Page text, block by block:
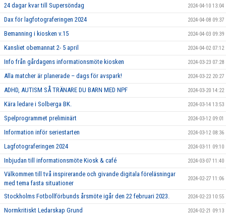
24 dagar kvar till Supersöndag 2024-04-10 13:04
Dax för lagfotograferingen 2024 2024-04-08 09:37
Bemanning i kiosken v.15 2024-04-03 09:39
Kansliet obemannat 2- 5 april 2024-04-02 07:12
Info från gårdagens informationsmöte kiosken 2024-03-23 07:28
Alla matcher är planerade – dags för avspark! 2024-03-22 20:27
ADHD, AUTISM SÅ TRÄNARE DU BARN MED NPF 2024-03-20 14:22
Kära ledare i Solberga BK. 2024-03-14 13:53
Spelprogrammet preliminärt 2024-03-12 09:01
Information inför seriestarten 2024-03-12 08:36
Lagfotograferingen 2024 2024-03-11 09:10
Inbjudan till informationsmöte Kiosk & café 2024-03-07 11:40
Välkommen till två inspirerande och givande digitala föreläsningar
med tema fasta situationer
2024-02-27 11:06
Stockholms Fotbollförbunds årsmöte igår den 22 februari 2023. 2024-02-23 10:55
Normkritiskt Ledarskap Grund 2024-02-21 09:13